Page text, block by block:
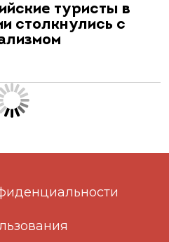
туристы в
столкнулись с